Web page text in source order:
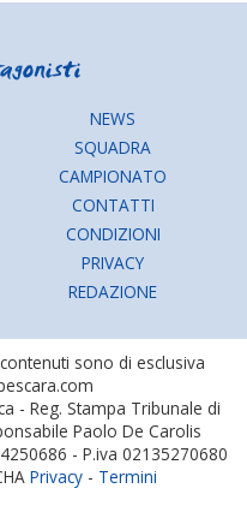
NEWS
SQUADRA
CAMPIONATO
CONTATTI
CONDIZIONI
PRIVACY
REDAZIONE
sono di esclusiva
- Reg. Stampa Tribunale di
Paolo De Carolis
- P.iva 02135270680
Privacy- Termini